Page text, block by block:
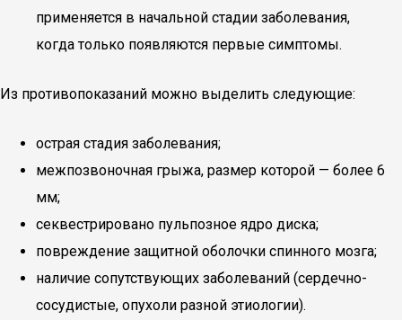
применяется в начальной стадии заболевания,
когда только появляются первые симптомы.
Из противопоказаний можно выделить следующие:
острая стадия заболевания;
межпозвоночная грыжа, размер которой — более 6
мм;
секвестрировано пульпозное ядро диска;
повреждение защитной оболочки спинного мозга;
наличие сопутствующих заболеваний (сердечно-
сосудистые, опухоли разной этиологии).